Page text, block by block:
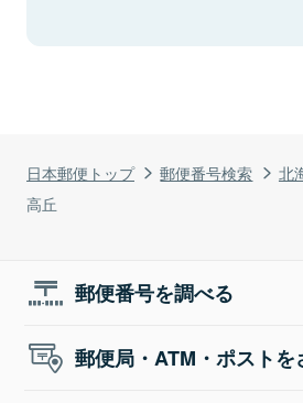
日本郵便トップ 郵便番号検索 北
高丘
郵便番号を調べる
郵便局・ATM・ポストを